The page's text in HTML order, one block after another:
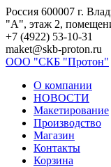
Skip
to
content
Россия 600007 г.
"А", этаж 2,
+7 (4922) 53-10-31
maket@skb-proton.ru
ООО "СКБ "Протон"
О компании
НОВОСТИ
Макетирование
Производство
Магазин
Контакты
Корзина